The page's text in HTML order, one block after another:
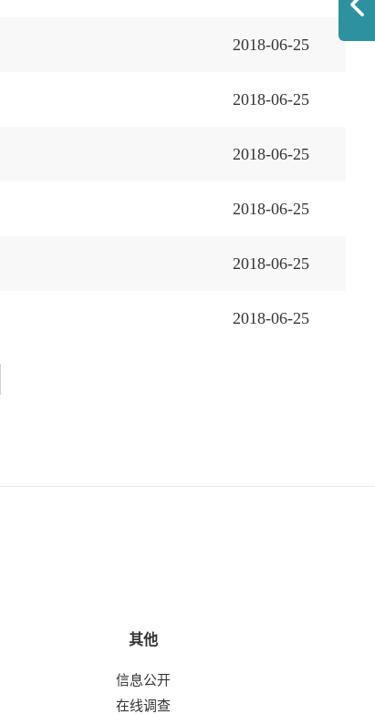
2018-06-25
2018-06-25
2018-06-25
2018-06-25
2018-06-25
2018-06-25
其他
信息公开
在线调查